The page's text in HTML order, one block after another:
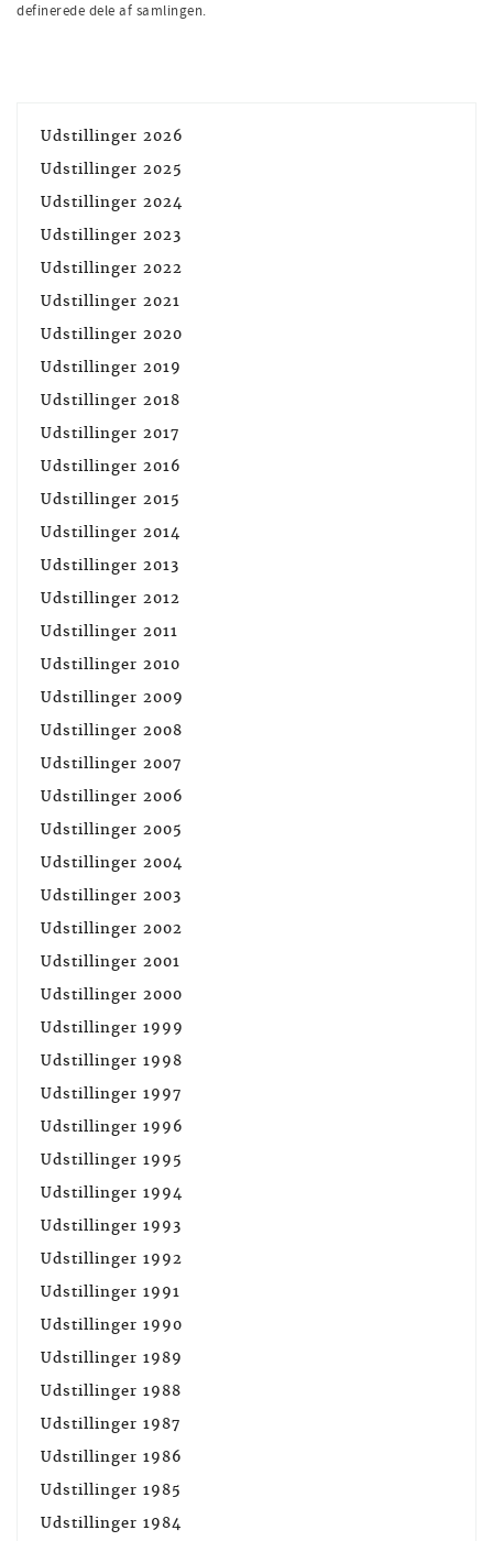
definerede dele af samlingen.
Udstillinger 2026
Udstillinger 2025
Udstillinger 2024
Udstillinger 2023
Udstillinger 2022
Udstillinger 2021
Udstillinger 2020
Udstillinger 2019
Udstillinger 2018
Udstillinger 2017
Udstillinger 2016
Udstillinger 2015
Udstillinger 2014
Udstillinger 2013
Udstillinger 2012
Udstillinger 2011
Udstillinger 2010
Udstillinger 2009
Udstillinger 2008
Udstillinger 2007
Udstillinger 2006
Udstillinger 2005
Udstillinger 2004
Udstillinger 2003
Udstillinger 2002
Udstillinger 2001
Udstillinger 2000
Udstillinger 1999
Udstillinger 1998
Udstillinger 1997
Udstillinger 1996
Udstillinger 1995
Udstillinger 1994
Udstillinger 1993
Udstillinger 1992
Udstillinger 1991
Udstillinger 1990
Udstillinger 1989
Udstillinger 1988
Udstillinger 1987
Udstillinger 1986
Udstillinger 1985
Udstillinger 1984